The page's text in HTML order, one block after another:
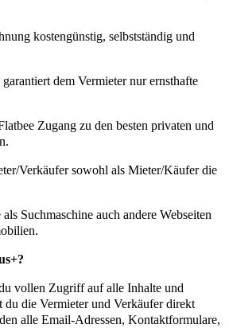
kostengünstig, selbstständig und
dem Vermieter nur ernsthafte
Zugang zu den besten privaten und
Verkäufer sowohl als Mieter/Käufer die
Suchmaschine auch andere Webseiten
vollen Zugriff auf alle Inhalte und
die Vermieter und Verkäufer direkt
alle Email-Adressen, Kontaktformulare,